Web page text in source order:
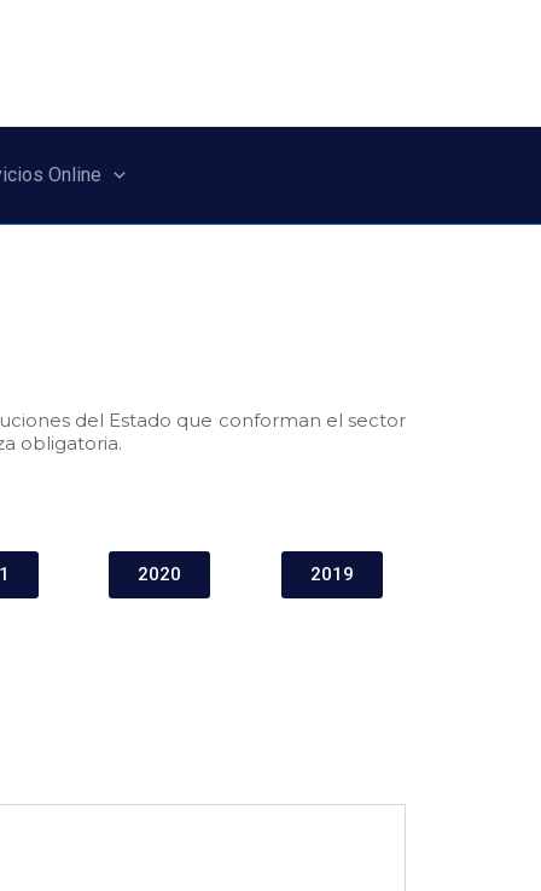
Online
del Estado que conforman el sector
obligatoria.
2020 2019